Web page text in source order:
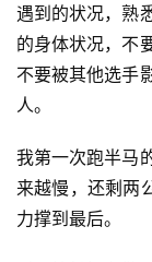
遇到的状况，熟
的身体状况，不
不要被其他选手
人。
我第一次跑半马
来越慢，还剩两
力撑到最后。